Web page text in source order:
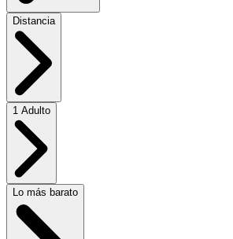
Distancia
1 Adulto
Lo más barato